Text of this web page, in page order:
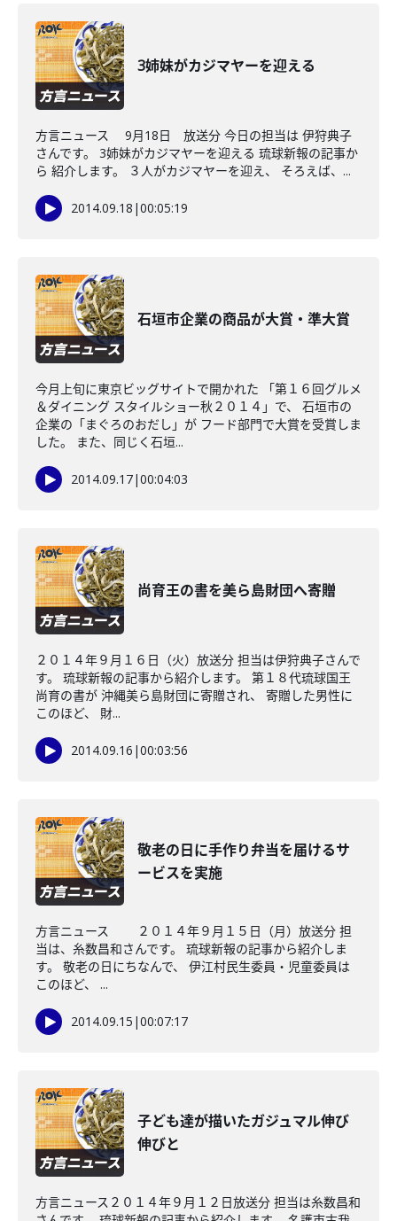
3姉妹がカジマヤーを迎える
方言ニュース 9月18日 放送分 今日の担当は 伊狩典子
さんです。 3姉妹がカジマヤーを迎える 琉球新報の記事か
ら 紹介します。 ３人がカジマヤーを迎え、 そろえば、...
2014.09.18 |00:05:19
石垣市企業の商品が大賞・準大賞
今月上旬に東京ビッグサイトで開かれた 「第１６回グルメ
＆ダイニング スタイルショー秋２０１４」で、 石垣市の
企業の「まぐろのおだし」が フード部門で大賞を受賞しま
した。 また、同じく石垣...
2014.09.17|00:04:03
尚育王の書を美ら島財団へ寄贈
２０１４年９月１６日（火）放送分 担当は伊狩典子さんで
す。 琉球新報の記事から紹介します。 第１８代琉球国王
尚育の書が 沖縄美ら島財団に寄贈され、 寄贈した男性に
このほど、 財...
2014.09.16 |00:03:56
敬老の日に手作り弁当を届けるサ
ービスを実施
方言ニュース ２０１４年９月１５日（月）放送分 担
当は、糸数昌和さんです。 琉球新報の記事から紹介しま
す。 敬老の日にちなんで、 伊江村民生委員・児童委員は
このほど、 ...
2014.09.15 |00:07:17
子ども達が描いたガジュマル伸び
伸びと
方言ニュース２０１４年９月１２日放送分 担当は糸数昌和